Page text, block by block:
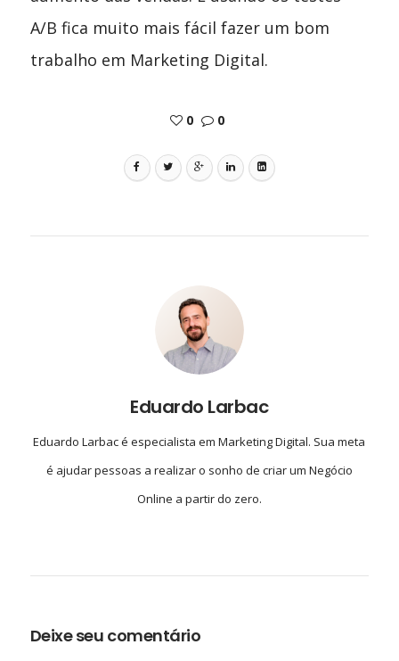
A/B fica muito mais fácil fazer um bom
trabalho em Marketing Digital.
0 0
Eduardo Larbac
Eduardo Larbac é especialista em Marketing Digital. Sua meta
é ajudar pessoas a realizar o sonho de criar um Negócio
Online a partir do zero.
Deixe seu comentário